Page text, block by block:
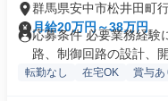
群馬県安中市松井田町
月給20万円～38万円
応募条件 必要業務経験
路、制御回路の設計、開
転勤なし 在宅OK 賞与あ